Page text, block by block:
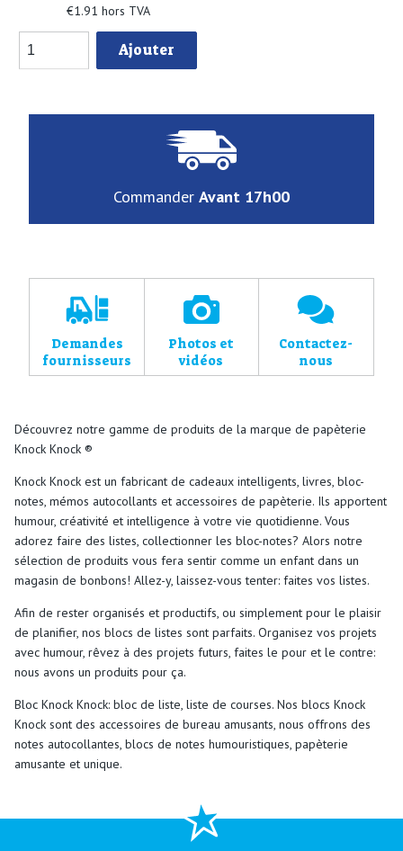
€1.91 hors TVA
Ajouter
Commander Avant 17h00
Demandes
fournisseurs
Photos et
vidéos
Contactez-
nous
Découvrez notre gamme de produits de la marque de papèterie
Knock Knock ®
Knock Knock est un fabricant de cadeaux intelligents, livres, bloc-
notes, mémos autocollants et accessoires de papèterie. Ils apportent
humour, créativité et intelligence à votre vie quotidienne. Vous
adorez faire des listes, collectionner les bloc-notes? Alors notre
sélection de produits vous fera sentir comme un enfant dans un
magasin de bonbons! Allez-y, laissez-vous tenter: faites vos listes.
Afin de rester organisés et productifs, ou simplement pour le plaisir
de planifier, nos blocs de listes sont parfaits. Organisez vos projets
avec humour, rêvez à des projets futurs, faites le pour et le contre:
nous avons un produits pour ça.
Bloc Knock Knock: bloc de liste, liste de courses. Nos blocs Knock
Knock sont des accessoires de bureau amusants, nous offrons des
notes autocollantes, blocs de notes humouristiques, papèterie
amusante et unique.